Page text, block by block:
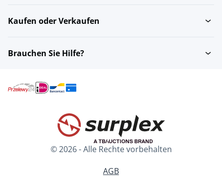
Kaufen oder Verkaufen
Brauchen Sie Hilfe?
© 2026 - Alle Rechte vorbehalten
AGB